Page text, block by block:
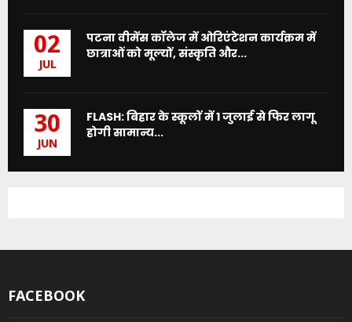
02
JUL
पटना वीमेंस कॉलेज में ओरिएंटेशन कार्यक्रम में
छात्राओं को मूल्यों, संस्कृति और...
30
JUN
FLASH: बिहार के स्कूलों में 1 जुलाई से फिर लागू
होगी सामान्य...
FACEBOOK